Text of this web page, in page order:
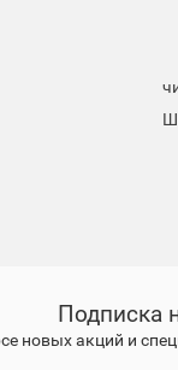
Подписка
новых акций и